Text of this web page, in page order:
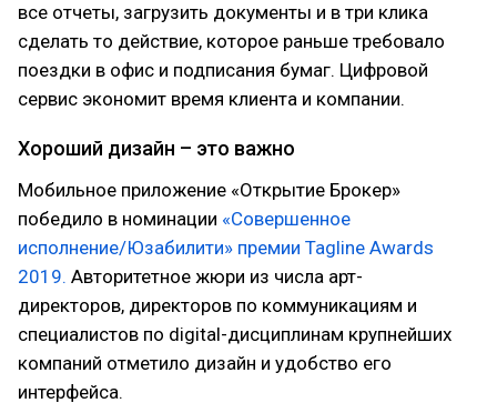
все отчеты, загрузить документы и в три клика
сделать то действие, которое раньше требовало
поездки в офис и подписания бумаг. Цифровой
сервис экономит время клиента и компании.
Хороший дизайн – это важно
Мобильное приложение «Открытие Брокер»
победило в номинации «Совершенное
исполнение/Юзабилити» премии Tagline Awards
2019. Авторитетное жюри из числа арт-
директоров, директоров по коммуникациям и
специалистов по digital-дисциплинам крупнейших
компаний отметило дизайн и удобство его
интерфейса.